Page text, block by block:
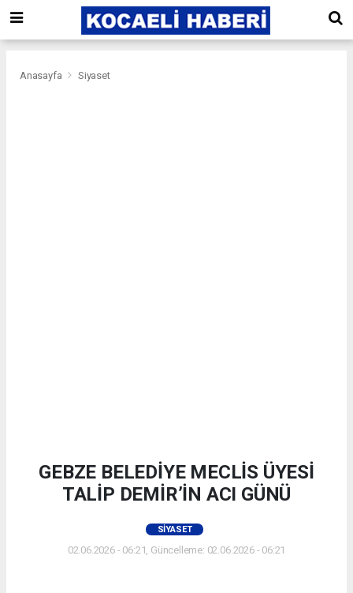
Anasayfa Siyaset
GEBZE BELEDİYE MECLİS ÜYESİ
TALİP DEMİR’İN ACI GÜNÜ
SIYASET
02.06.2026 - 06:21, Güncelleme: 02.06.2026 - 06:21